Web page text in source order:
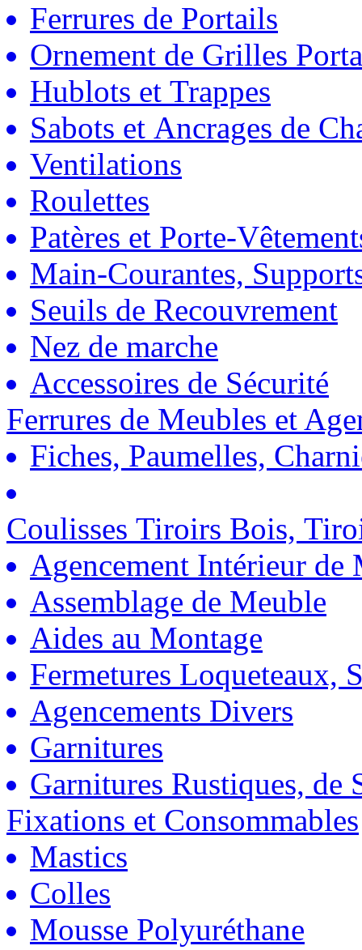
Ferrures de Portails
Ornement de Grilles
Hublots et Trappes
Sabots et Ancrages de
Ventilations
Roulettes
Patères et Porte-
Main-Courantes,
Seuils de Recouvrement
Nez de marche
Accessoires de Sécurité
Ferrures de Meubles et
Fiches, Paumelles,
Coulisses Tiroirs Bois,
Agencement Intérieur de
Assemblage de Meuble
Aides au Montage
Fermetures Loqueteaux,
Agencements Divers
Garnitures
Garnitures Rustiques, de
Fixations et Consommables
Mastics
Colles
Mousse Polyuréthane